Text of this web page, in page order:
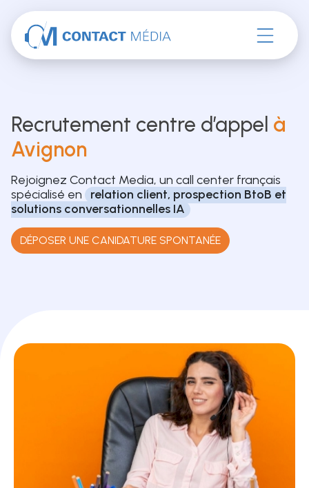
Accéder au contenu
Recrutement centre d’appel à
Avignon
Rejoignez Contact Media, un call center français
spécialisé en
relation client, prospection BtoB et
solutions conversationnelles IA
DÉPOSER UNE CANIDATURE SPONTANÉE